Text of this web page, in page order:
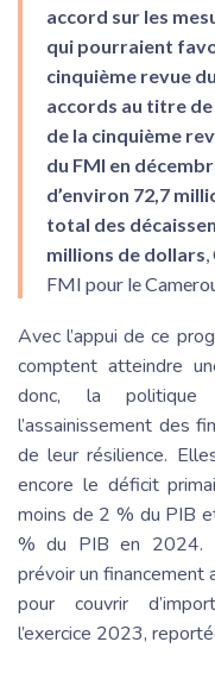
accord sur les
qui pourraient
cinquième revue
accords au titre de
de la cinquième
du FMI en
d’environ 72,7
total des
millions de dollars,
FMI pour le
Avec l’appui de ce
comptent atteindre
donc, la politique
l’assainissement des
de leur résilience.
encore le déficit
moins de 2 % du PIB
% du PIB en 2024.
prévoir un financement
pour couvrir
l’exercice 2023,